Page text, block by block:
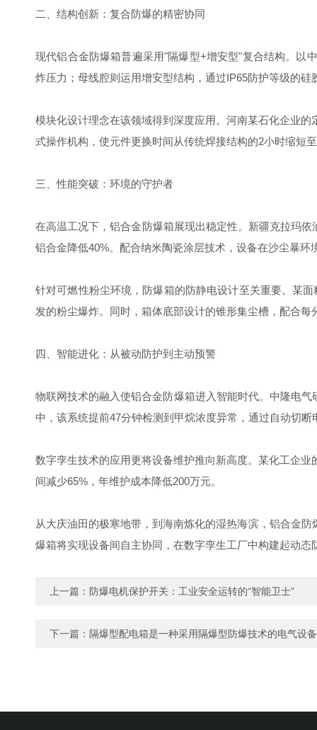
二、结构创新：复合防爆的精密协同
现代铝合金防爆箱普遍采用"隔爆型+增安型"复合结构。以
炸压力；母线腔则运用增安型结构，通过IP65防护等级的
模块化设计理念在该领域得到深度应用。河南某石化企业
式操作机构，使元件更换时间从传统焊接结构的2小时缩短
三、性能突破：环境的守护者
在高温工况下，铝合金防爆箱展现出稳定性。新疆克拉玛
铝合金降低40%。配合纳米陶瓷涂层技术，设备在沙尘暴环
针对可燃性粉尘环境，防爆箱的防静电设计至关重要。某
发的粉尘爆炸。同时，箱体底部设计的锥形集尘槽，配合
四、智能进化：从被动防护到主动预警
物联网技术的融入使铝合金防爆箱进入智能时代。中隆电
中，该系统提前47分钟检测到甲烷浓度异常，通过自动切
数字孪生技术的应用更将设备维护推向新高度。某化工企
间减少65%，年维护成本降低200万元。
从大庆油田的极寒地带，到海南炼化的湿热海滨，铝合金
爆箱将实现设备间自主协同，在数字孪生工厂中构建起动
上一篇： 防爆电机保护开关：工业安全运转的“智能卫士”
下一篇： 隔爆型配电箱是一种采用隔爆型防爆技术的电气设备